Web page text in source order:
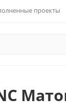
проекты